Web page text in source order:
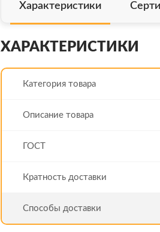
Характеристики
ХАРАКТЕРИСТИКИ
Категория товара
Описание товара
ГОСТ
Кратность доставки
Способы доставки